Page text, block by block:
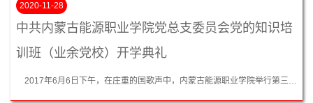
2020-11-28
中共内蒙古能源职业学院党总支委员会党的知识培
训班（业余党校）开学典礼
2017年6月6日下午，在庄重的国歌声中，内蒙古能源职业学院举行第三期业余党校开学典礼，学院党总支书记、副院长、党校校长王传东，党总支副书记、学工支部书记、党校副校长闫宏旺，党总支委员、教工支部书记许艳艳、党总支委员荆志方出席开学典礼。学院全体党员和126名入党积极分子参加了本次开学典礼。党总支书记、副院长、党校校长王传东同志做了题为《加强党的理论知识学习做合格共产党员》的工作报告，他强调开办业...